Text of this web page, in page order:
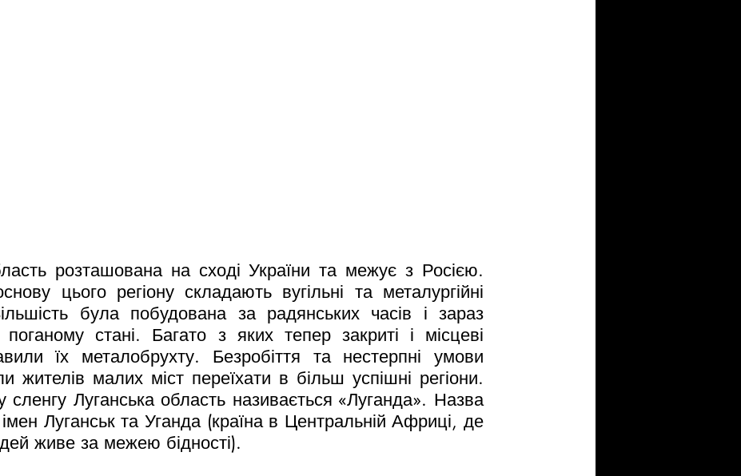
розташована на сході України та межує з Росією.
цього регіону складають вугільні та металургійні
була побудована за радянських часів і зараз
стані. Багато з яких тепер закриті і місцеві
їх металобрухту. Безробіття та нестерпні умови
жителів малих міст переїхати в більш успішні регіони.
сленгу Луганська область називається «Луганда». Назва
Луганськ та Уганда (країна в Центральній Африці, де
живе за межею бідності).